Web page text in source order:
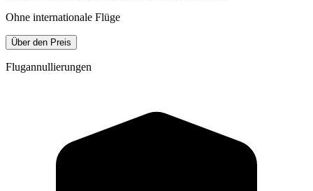
Ohne internationale Flüge
Über den Preis
Flugannullierungen